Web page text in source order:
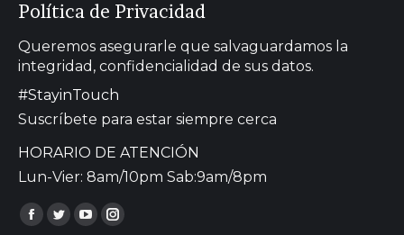
Política de Privacidad
Queremos asegurarle que salvaguardamos la
integridad, confidencialidad de sus datos.
#StayinTouch
Suscríbete para estar siempre cerca
HORARIO DE ATENCIÓN
Lun-Vier: 8am/10pm Sab:9am/8pm
Encuéntranos en:
Facebook
TwitterYouTube
Instagram